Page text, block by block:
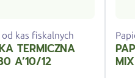
kas fiskalnych
TERMICZNA
A’10/12